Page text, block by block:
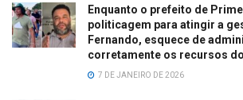
Enquanto o prefeito de
politicagem para atingir a
Fernando, esquece de
corretamente os recursos do
7 DE JANEIRO DE 2026